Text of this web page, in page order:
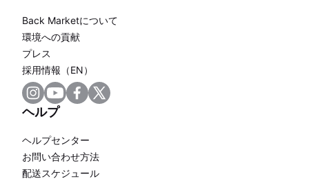
Back Marketについて
環境への貢献
プレス
採用情報（EN）
ヘルプ
ヘルプセンター
お問い合わせ方法
配送スケジュール